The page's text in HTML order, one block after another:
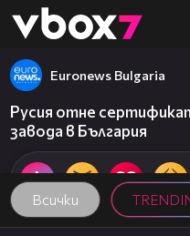
👾
Всички
Euronews Bulgaria
Русия отне
завода в България
11:23